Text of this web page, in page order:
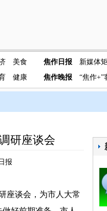
美食
健康
焦作日报
新媒体
焦作晚报
“焦作+”
研座谈会
报
谈会，为市人大常